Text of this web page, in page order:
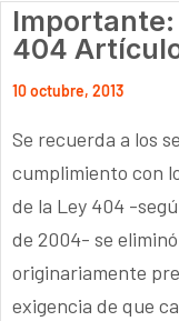
404
10 octubre, 2013
Se recuerda a los
cumplimiento con
de la Ley 404 -
de 2004- se
originariamente
exigencia de que